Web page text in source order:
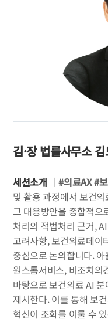
김·장 법률사무소
세션소개 ｜#의료AX #
및 활용 과정에서 보건
그 대응방안을 종합적으
처리의 적법처리 근거,
고려사항, 보건의료데이
중심으로 논의합니다.
원스톱서비스, 비조치의
바탕으로 보건의료 AI
제시한다. 이를 통해 보
혁신이 조화를 이룰 수